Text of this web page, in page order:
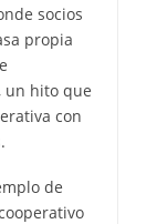
socios
propia
un hito que
con
de